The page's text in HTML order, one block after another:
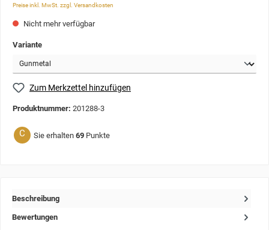
Preise inkl. MwSt. zzgl. Versandkosten
Nicht mehr verfügbar
Variante
Zum Merkzettel hinzufügen
Produktnummer: 201288-3
C Sie erhalten 69 Punkte
Beschreibung
Bewertungen